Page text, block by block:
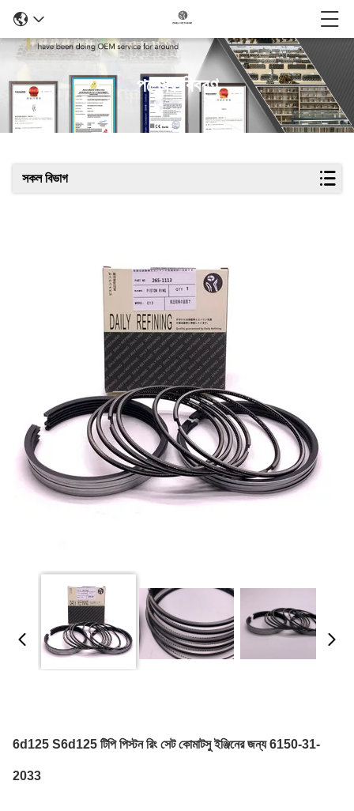
পণ্যের বিবরণ
সকল বিভাগ
6d125 S6d125 টিপি পিস্টন রিং সেট কোমাটসু ইঞ্জিনের জন্য 6150-31-
2033